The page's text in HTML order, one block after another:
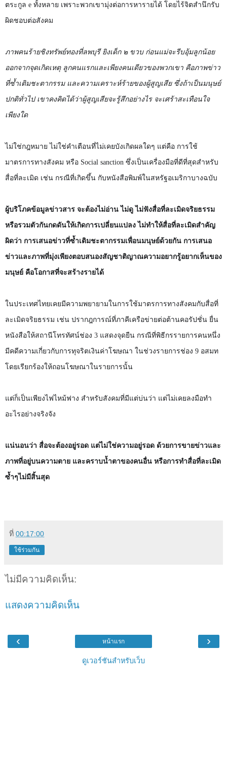
ตระกูล e ทั้งหลาย เพราะพวกเขามุ่งต่อการหารายได้ โดยไร้จิตสำนึกรับ
ผิดชอบต่อสังคม
ภาพคนร้ายชิงทรัพย์ทองที่ลพบุรี ยิงเด็ก ๒ ขวบ ก่อนแม่จะรีบอุ้มลูกน้อย
ออกจากจุดเกิดเหตุ ลูกคนแรกและเพียงคนเดียวของพวกเขา คือภาพข่าว
ที่ซ้ำเติมชะตากรรม และความเคราะห์ร้ายของผู้สูญเสีย ซึ่งถ้าเป็นมนุษย์
ปกติทั่วไป เขาคงคิดได้ว่าผู้สูญเสียจะรู้สึกอย่างไร จะเศร้าสะเทือนใจ
เพียงใด
ไม่ใช่กฎหมาย ไม่ใช่คำเตือนที่ไม่เคยบังเกิดผลใดๆ แต่คือ การใช้
มาตรการทางสังคม หรือ Social sanction ซึ่งเป็นเครื่องมือที่ดีที่สุดสำหรับ
สื่อที่ละเมิด เช่น กรณีที่เกิดขึ้น กับหนังสือพิมพ์ในสหรัฐอเมริกาบางฉบับ
ผู้บริโภคข้อมูลข่าวสาร จะต้องไม่อ่าน ไม่ดู ไม่ฟังสื่อที่ละเมิดจริยธรรม
หรือรวมตัวกันกดดันให้เกิดการเปลี่ยนแปลง ไม่ทำให้สื่อที่ละเมิดสำคัญ
ผิดว่า การเสนอข่าวที่ซ้ำเติมชะตากรรมเพื่อนมนุษย์ด้วยกัน การเสนอ
ข่าวและภาพที่มุ่งเพียงตอบสนองสัญชาติญาณความอยากรู้อยากเห็นของ
มนุษย์ คือโอกาสที่จะสร้างรายได้
ในประเทศไทยเคยมีความพยายามในการใช้มาตรการทางสังคมกับสื่อที่
ละเมิดจริยธรรม เช่น ปรากฎการณ์ที่ภาคีเครือข่ายต่อต้านคอรัปชั่น ยื่น
หนังสือให้สถานีโทรทัศน์ช่อง 3 แสดงจุดยืน กรณีที่พิธีกรรายการคนหนึ่ง
มีคดีความเกี่ยวกับการทุจริตเงินค่าโฆษณา ในช่วงรายการช่อง 9 อสมท
โดยเรียกร้องให้ถอนโฆษณาในรายการนั้น
แต่ก็เป็นเพียงไฟไหม้ฟาง สำหรับสังคมที่มีแต่บ่นว่า แต่ไม่เคยลงมือทำ
อะไรอย่างจริงจัง
แน่นอนว่า สื่อจะต้องอยู่รอด แต่ไม่ใช่ความอยู่รอด ด้วยการขายข่าวและ
ภาพที่อยู่บนความตาย และคราบน้ำตาของคนอื่น หรือการทำสื่อที่ละเมิด
ซ้ำๆไม่มีสิ้นสุด
ที่ 00:17:00
ใช้ร่วมกัน
ไม่มีความคิดเห็น:
แสดงความคิดเห็น
‹ ›
หน้าแรก
ดูเวอร์ชันสำหรับเว็บ